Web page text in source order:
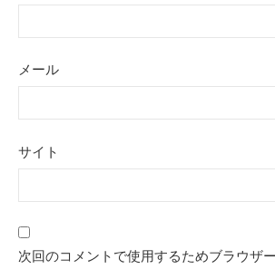
メール
サイト
次回のコメントで使用するためブラウザ